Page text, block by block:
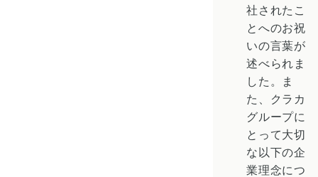
社されたこ
とへのお祝
いの言葉が
述べられま
した。ま
た、クラカ
グループに
とって大切
な以下の企
業理念につ